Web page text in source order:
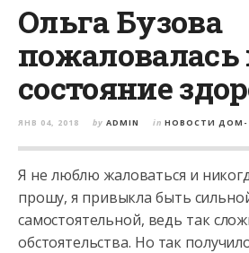
Ольга Бузова
пожаловалась
состояние
ЯНВ 04, 2018 by ADMIN in НОВОСТИ ДОМ-
Я не люблю жаловаться и
прошу, я привыкла быть
самостоятельной, ведь так
обстоятельства. Но так